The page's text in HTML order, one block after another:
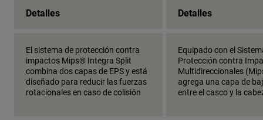
Detalles Detalles
El sistema de protección contra
impactos Mips® Integra Split
combina dos capas de EPS y está
diseñado para reducir las fuerzas
rotacionales en caso de colisión
Equipado con el
Protección contra
Multidireccionales
agrega una capa de
entre el casco y la